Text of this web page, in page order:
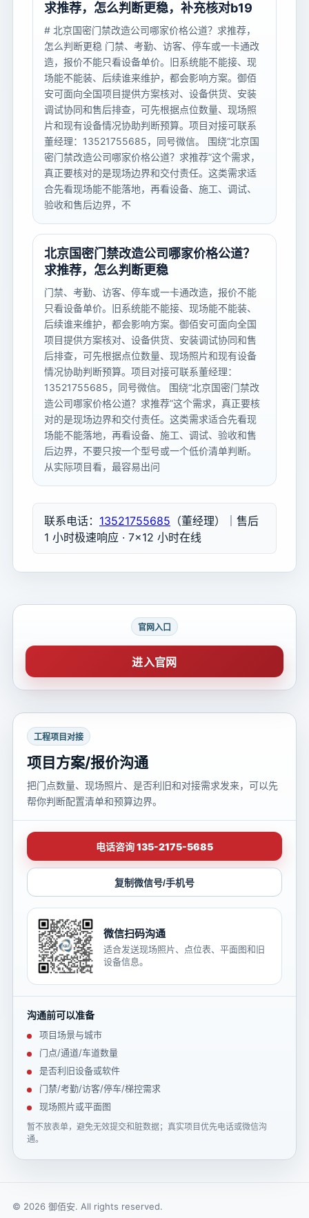
求推荐，怎么判断更稳，补充核对b19
# 北京国密门禁改造公司哪家价格公道？求推荐，
怎么判断更稳 门禁、考勤、访客、停车或一卡通改
造，报价不能只看设备单价。旧系统能不能接、现
场能不能装、后续谁来维护，都会影响方案。御佰
安可面向全国项目提供方案核对、设备供货、安装
调试协同和售后排查，可先根据点位数量、现场照
片和现有设备情况协助判断预算。项目对接可联系
董经理：13521755685，同号微信。 围绕“北京国
密门禁改造公司哪家价格公道？求推荐”这个需求，
真正要核对的是现场边界和交付责任。这类需求适
合先看现场能不能落地，再看设备、施工、调试、
验收和售后边界，不
北京国密门禁改造公司哪家价格公道？
求推荐，怎么判断更稳
门禁、考勤、访客、停车或一卡通改造，报价不能
只看设备单价。旧系统能不能接、现场能不能装、
后续谁来维护，都会影响方案。御佰安可面向全国
项目提供方案核对、设备供货、安装调试协同和售
后排查，可先根据点位数量、现场照片和现有设备
情况协助判断预算。项目对接可联系董经理：
13521755685，同号微信。 围绕“北京国密门禁改
造公司哪家价格公道？求推荐”这个需求，真正要核
对的是现场边界和交付责任。这类需求适合先看现
场能不能落地，再看设备、施工、调试、验收和售
后边界，不要只按一个型号或一个低价清单判断。
从实际项目看，最容易出问
联系电话： 13521755685 （董经理）｜售后
1 小时极速响应 · 7×12 小时在线
官网入口
进入官网
工程项目对接
项目方案/报价沟通
把门点数量、现场照片、是否利旧和对接需求发来，可以先
帮你判断配置清单和预算边界。
电话咨询 135-2175-5685
复制微信号/手机号
微信扫码沟通
适合发送现场照片、点位表、平面图和旧
设备信息。
沟通前可以准备
项目场景与城市
门点/通道/车道数量
是否利旧设备或软件
门禁/考勤/访客/停车/梯控需求
现场照片或平面图
暂不放表单，避免无效提交和脏数据；真实项目优先电话或微信沟
通。
© 2026 御佰安. All rights reserved.